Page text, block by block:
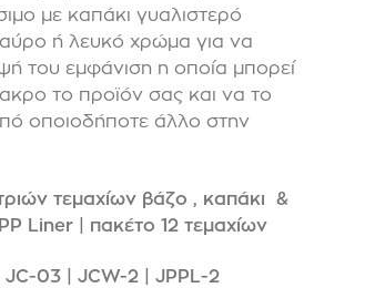
με καπάκι γυαλιστερό
ή λευκό χρώμα για να
του εμφάνιση η οποία μπορεί
το προϊόν σας και να το
οποιοδήποτε άλλο στην
τριών τεμαχίων βάζο , καπάκι &
Liner | πακέτο 12 τεμαχίων
JC-03 | JCW-2 | JPPL-2